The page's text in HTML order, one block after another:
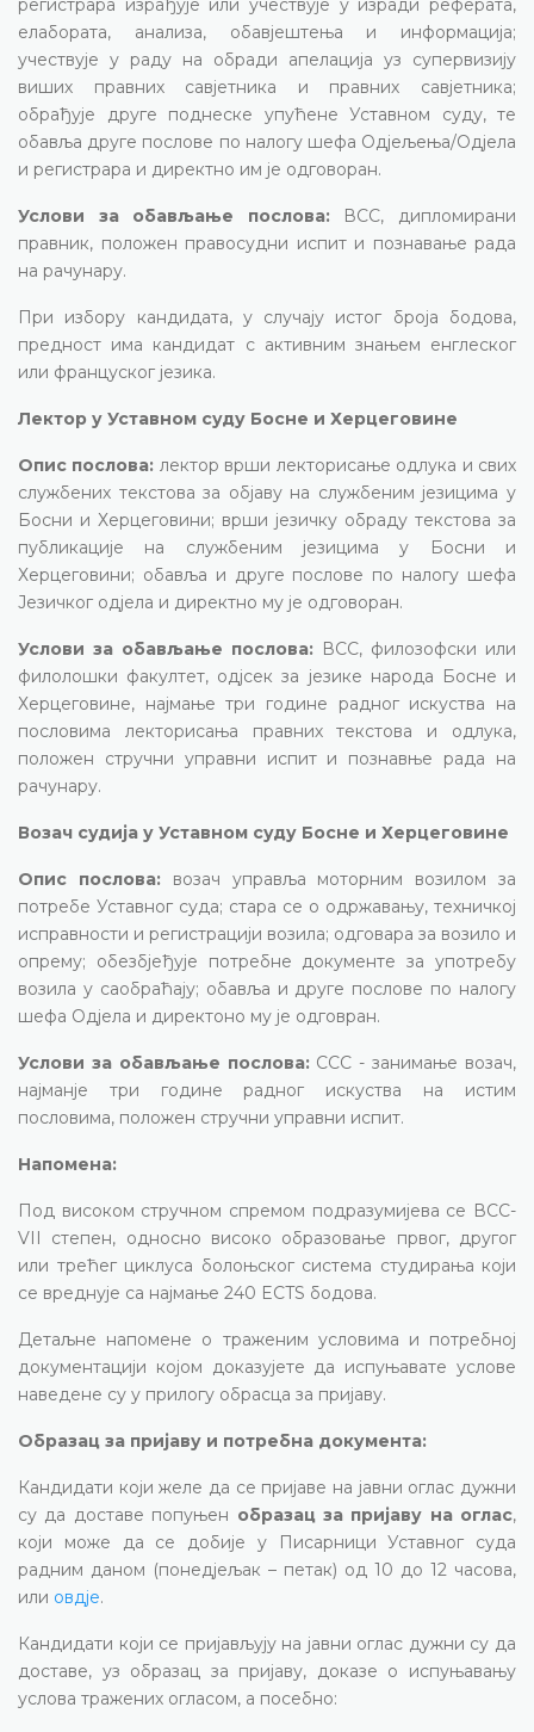
регистрара израђује или учествује у изради реферата,
елабората, анализа, обавјештења и информација;
учествује у раду на обради апелација уз супервизију
виших правних савјетника и правних савјетника;
обрађује друге поднеске упућене Уставном суду, те
обавља друге послове по налогу шефа Одјељења/Одјела
и регистрара и директно им је одговоран.
Услови за обављање послова: ВСС, дипломирани
правник, положен правосудни испит и познавање рада
на рачунару.
При избору кандидата, у случају истог броја бодова,
предност има кандидат с активним знањем енглеског
или француског језика.
Лектор у Уставном суду Босне и Херцеговине
Опис послова: лектор врши лекторисање одлука и свих
службених текстова за објаву на службеним језицима у
Босни и Херцеговини; врши језичку обраду текстова за
публикације на службеним језицима у Босни и
Херцеговини; обавља и друге послове по налогу шефа
Језичког одјела и директно му је одговоран.
Услови за обављање послова: ВСС, филозофски или
филолошки факултет, одјсек за језике народа Босне и
Херцеговине, најмање три године радног искуства на
пословима лекторисања правних текстова и одлука,
положен стручни управни испит и познавње рада на
рачунару.
Возач судија у Уставном суду Босне и Херцеговине
Опис послова: возач управља моторним возилом за
потребе Уставног суда; стара се о одржавању, техничкој
исправности и регистрацији возила; одговара за возило и
опрему; обезбјеђује потребне документе за употребу
возила у саобраћају; обавља и друге послове по налогу
шефа Одјела и директоно му је одговран.
Услови за обављање послова: ССС - занимање возач,
најманје три године радног искуства на истим
пословима, положен стручни управни испит.
Напомена:
Под високом стручном спремом подразумијева се ВСС-
VII степен, односно високо образовање првог, другог
или трећег циклуса болоњског система студирања који
се вреднује са најмање 240 ECTS бодова.
Детаљне напомене о траженим условима и потребној
документацији којом доказујете да испуњавате услове
наведене су у прилогу обрасца за пријаву.
Образац за пријаву и потребна документа:
Кандидати који желе да се пријаве на јавни оглас дужни
су да доставе попуњен образац за пријаву на оглас,
који може да се добије у Писарници Уставног суда
радним даном (понедјељак – петак) од 10 до 12 часова,
или овдје.
Кандидати који се пријављују на јавни оглас дужни су да
доставе, уз образац за пријаву, доказе о испуњавању
услова тражених огласом, а посебно: